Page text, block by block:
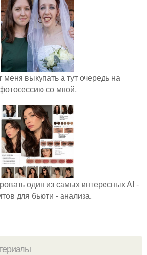
выкупать а тут очередь на
со мной.
один из самых интересных AI -
для бьюти - анализа.